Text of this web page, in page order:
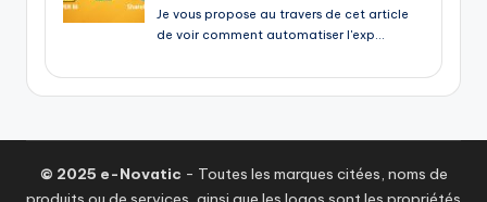
© 2025 e-Novatic - Toutes les marques citées, noms de